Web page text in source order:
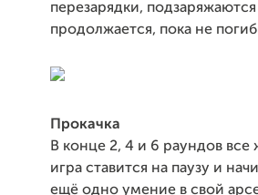
перезарядки,
продолжается, пока не
Прокачка
В конце 2, 4 и 6 раундов
игра ставится на паузу и
ещё одно умение в свой